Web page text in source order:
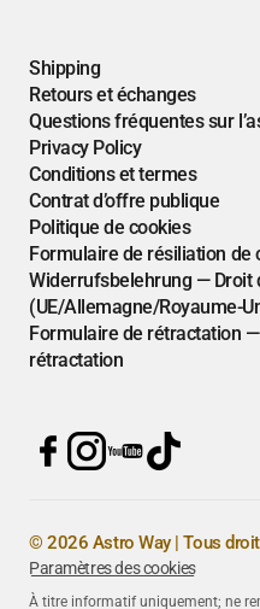
Shipping
Retours et échanges
Questions fréquentes sur
Privacy Policy
Conditions et termes
Contrat d’offre publique
Politique de cookies
Formulaire de résiliation de
Widerrufsbelehrung — Droit
(UE/Allemagne/Royaume-
Formulaire de rétractation
rétractation
© 2026 Astro Way | Tous
Paramètres des cookies
À titre informatif uniquement; ne